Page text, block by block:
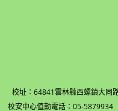
校址：64841雲林縣西螺鎮
校安中心值勤電話：05-